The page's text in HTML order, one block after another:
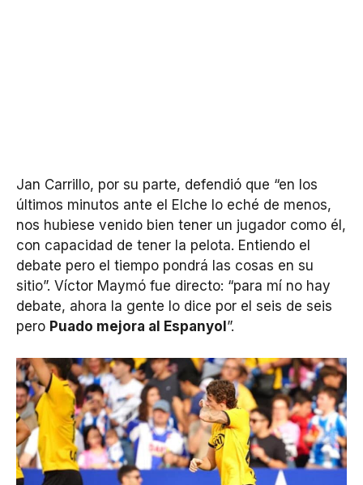
Jan Carrillo, por su parte, defendió que “en los
últimos minutos ante el Elche lo eché de menos,
nos hubiese venido bien tener un jugador como él,
con capacidad de tener la pelota. Entiendo el
debate pero el tiempo pondrá las cosas en su
sitio”. Víctor Maymó fue directo: “para mí no hay
debate, ahora la gente lo dice por el seis de seis
pero Puado mejora al Espanyol ”.